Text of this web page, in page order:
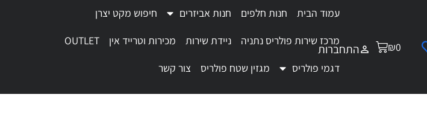
₪0 התחברות
עמוד הבית חנות חלפים חנות אביזרים
חיפוש מקט יצרן
מרכז שירות פולריס נתניה
ניידת שירות מכירות וטרייד אין
OUTLET
דגמי פולריס
מגזין שטח פולריס צור קשר